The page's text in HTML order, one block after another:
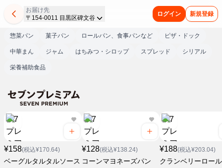
お届け先
〒154-0011 目黒区碑文谷
ログイン 新規登録
惣菜パン 菓子パン ロールパン、食事パンなど ピザ・ドック
中華まん ジャム はちみつ・シロップ スプレッド シリアル
栄養補助食品
¥158(税込¥170.64)
ベーグルタルタルソース
¥128(税込¥138.24)
コーンマヨネーズパン
¥188(税込¥203.04)
クランベリーロール